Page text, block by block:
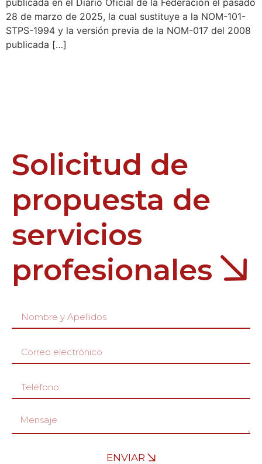
publicada en el Diario Oficial de la Federación el pasado
28 de marzo de 2025, la cual sustituye a la NOM-101-
STPS-1994 y la versión previa de la NOM-017 del 2008
publicada […]
Solicitud de
propuesta de
servicios
profesionales
ENVIAR